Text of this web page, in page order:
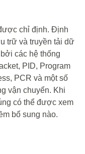
chỉ định. Định
trữ và truyền tải dữ
các hệ thống
PID, Program
PCR và một số
vận chuyển. Khi
có thể được xem
bổ sung nào.